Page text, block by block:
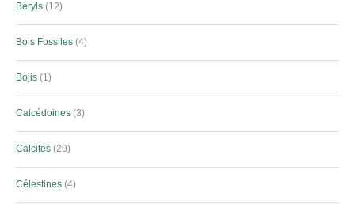
Béryls 12
Bois Fossiles 4
Bojis 1
Calcédoines 3
Calcites 29
Célestines 4